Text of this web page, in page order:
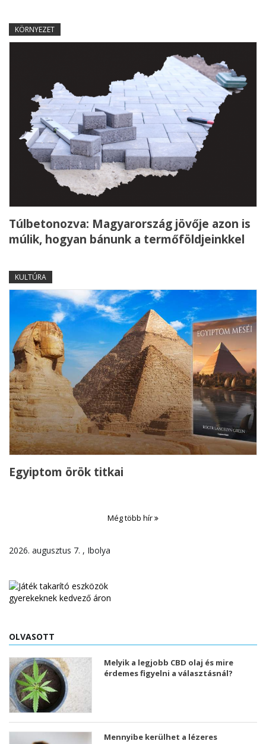
KÖRNYEZET
Túlbetonozva: Magyarország jövője azon is
múlik, hogyan bánunk a termőföldjeinkkel
KULTÚRA
Egyiptom örök titkai
Még több hír
2026. augusztus 7. , Ibolya
OLVASOTT
Melyik a legjobb CBD olaj és mire
érdemes figyelni a választásnál?
Mennyibe kerülhet a lézeres